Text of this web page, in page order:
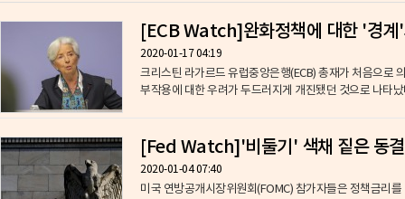
[ECB Watch]완화정책에 대한 '경계
2020-01-17 04:19
크리스틴 라가르드 유럽중앙은행(ECB) 총재가 처음으로
부작용에 대한 우려가 두드러지게 개진됐던 것으로 나타
[Fed Watch]'비둘기' 색채 짙은 동
2020-01-04 07:40
미국 연방공개시장위원회(FOMC) 참가자들은 정책금리